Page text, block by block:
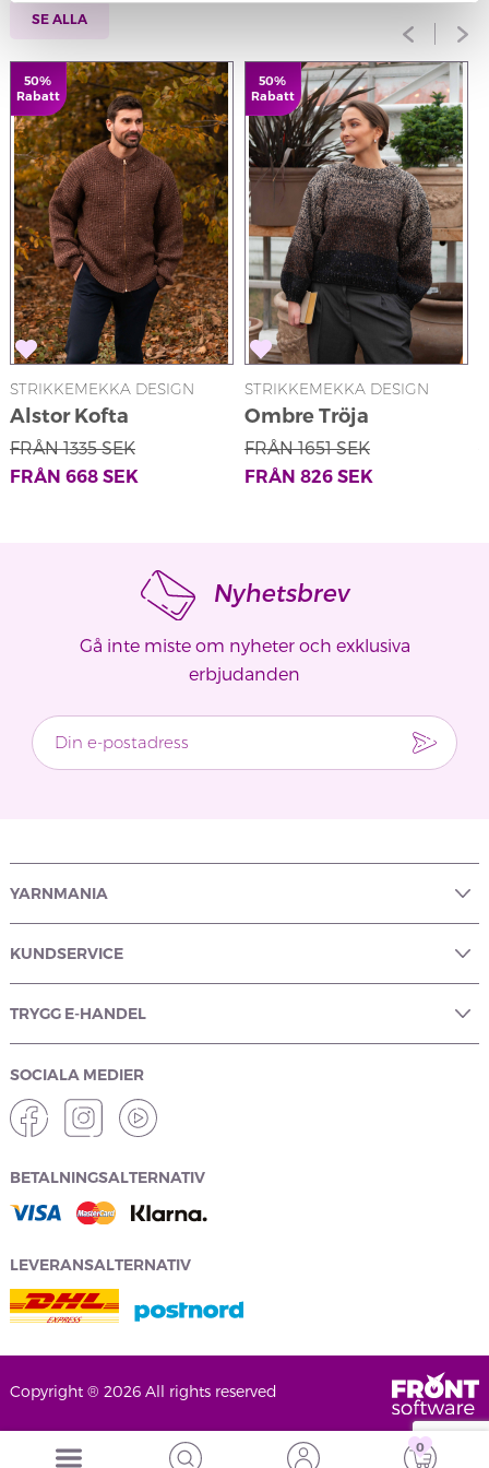
SE ALLA
50%
Rabatt
STRIKKEMEKKA DESIGN
Alstor Kofta
FRÅN 1335SEK
FRÅN 668SEK
50%
Rabatt
STRIKKEMEKKA DESIGN
Ombre Tröja
FRÅN 1651SEK
FRÅN 826SEK
Nyhetsbrev
Gå inte miste om nyheter och exklusiva
erbjudanden
YARNMANIA
KUNDSERVICE
TRYGG E-HANDEL
SOCIALA MEDIER
BETALNINGSALTERNATIV
LEVERANSALTERNATIV
Copyright ® 2026 All rights reserved
0